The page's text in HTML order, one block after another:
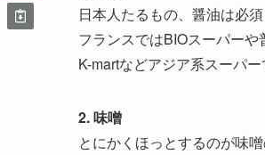
日本人たるもの、醤油は必須
フランスではBIOスーパーや
K-martなどアジア系スーパ
2. 味噌
とにかくほっとするのが味